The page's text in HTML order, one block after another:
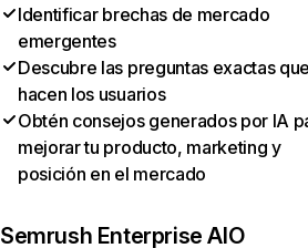
Identificar brechas de mercado
emergentes
Descubre las preguntas exactas
hacen los usuarios
Obtén consejos generados por IA
mejorar tu producto, marketing y
posición en el mercado
Semrush Enterprise AIO